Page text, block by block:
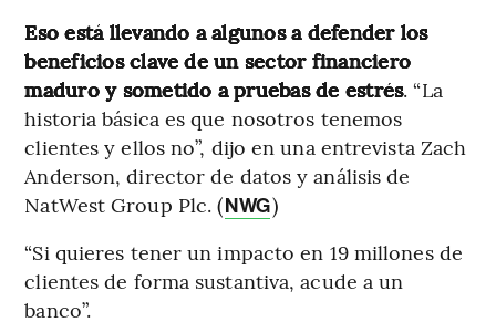
Eso está llevando a algunos a defender los
beneficios clave de un sector financiero
maduro y sometido a pruebas de estrés. “La
historia básica es que nosotros tenemos
clientes y ellos no”, dijo en una entrevista Zach
Anderson, director de datos y análisis de
NatWest Group Plc. (NWG)
“Si quieres tener un impacto en 19 millones de
clientes de forma sustantiva, acude a un
banco”.